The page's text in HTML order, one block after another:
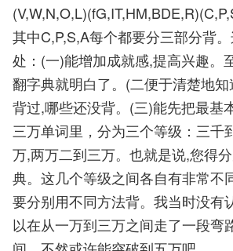
其中C,P,S,A每个都要分三部分背
处：(一)能增加成就感,提高兴趣。
翻字典就明白了。(二便于清楚地
背过,哪些还没背。(三)能先把最基
三万单词里，分为三个等级：三千
万,两万二到三万。也就是说,您得
典。这几个等级之间各自有非常不
要分别用不同方法背。我当时没有
以在从一万到三万之间走了一段弯